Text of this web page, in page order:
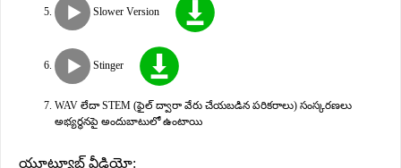
Slower Version
Stinger
WAV లేదా STEM (ఫైల్ ద్వారా వేరు చేయబడిన పరికరాలు) సంస్కరణలు
అభ్యర్థనపై అందుబాటులో ఉంటాయి
యూట్యూబ్ వీడియో: